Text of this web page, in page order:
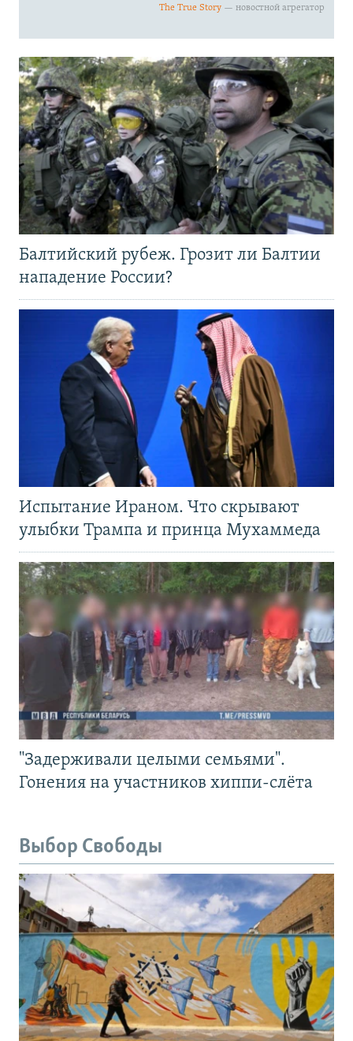
Балтийский рубеж. Грозит ли Балтии
нападение России?
Испытание Ираном. Что скрывают
улыбки Трампа и принца Мухаммеда
"Задерживали целыми семьями".
Гонения на участников хиппи-слёта
Выбор Свободы